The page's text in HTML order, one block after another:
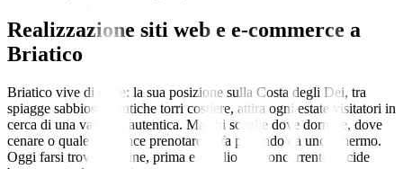
Realizzazione siti web e e-commerce a
Briatico
Briatico vive di mare: la sua posizione sulla Costa degli Dei, tra
spiagge sabbiose e antiche torri costiere, attira ogni estate visitatori in
cerca di una vacanza autentica. Ma chi sceglie dove dormire, dove
cenare o quale residence prenotare lo fa partendo da uno schermo.
Oggi farsi trovare online, prima e meglio dei concorrenti, decide